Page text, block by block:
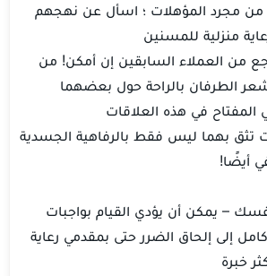
من مجرد المؤهلات ؛ اسأل عن نهجهم
منزلية للمسنين
من العملاء السابقين إن أمكن! من
الطرفان بالراحة حول بعضهما
المفتاح في هذه العلاقات
تثق بهما ليس فقط بالرفاهية الجسدية
أيضًا!
– يمكن أن يؤدي القيام بواجبات
كامل إلى إلحاق الضرر حتى بمقدمي رعاية
خبرة